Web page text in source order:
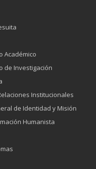
Académico
de Investigación
Institucionales
de Identidad y Misión
Humanista